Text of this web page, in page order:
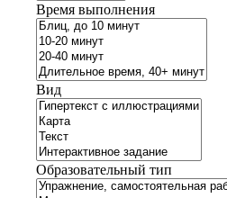
Время выполнения
Вид
Образовательный тип